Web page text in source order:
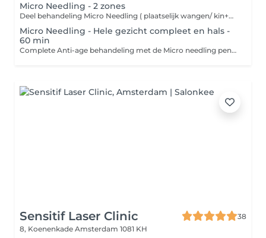
Micro Needling - 2 zones
Deel behandeling Micro Needling ( plaatselijk wangen/ kin+mond+neuslipplooi / ogen / voorhoofd /hals) - Reingen van de huid - Micro needling gewenste gebied incl. intensief serum - Kalmerend masker - Dag/nacht verzorging Behandeling van klein gebied Micro needling ( fronsrimpel/neus lipplooi/bovenlip/litteken) - Reingen van de huid - Micro needling gewenste gebied met intensief serum - Dag/nacht verzorging Microneedling is een cosmetische behandeling waarbij met een apparaat microscopisch kleine naaldjes over de huid gaan. Deze naaldjes prikken hele kleine gaatjes in de huid. Dit klinkt misschien heftig, maar deze "micro-wondjes" activeren het natuurlijke genezingsproces van het lichaam. Wat doet microneedling voor een strakkere huid? De kleine prikjes stimuleren het lichaam om: - Collageen aan te maken zorgt voor een stevigere huidstructuur - Elastine aan te maken helpt de huid om veerkrachtiger en soepeler te blijven - Celvernieuwing te bevorderen wat zorgt voor een frissere uitstraling Hierdoor wordt de huid: - Strakker - Gladder - Minder verslapt - Egaler in teint en textuur
Micro Needling - Hele gezicht compleet en hals -
60 min
Complete Anti-age behandeling met de Micro needling pen. - Reinigen van de huid - Epileren/waxen wenkbrauwen - Milde peeling - Micro Needling totale gezicht en hals met gebruik van intensief ampul - Kalmerend masker - Massage nek/hals/decollete - Dag/nacht verzorging Behandeling van klein gebied Micro needling ( fronsrimpel/neus lipplooi/bovenlip/litteken) - Reingen van de huid - Micro needling gewenste gebied met intensief serum - Dag/nacht verzorging Microneedling is een cosmetische behandeling waarbij met een apparaat microscopisch kleine naaldjes over de huid gaan. Deze naaldjes prikken hele kleine gaatjes in de huid. Dit klinkt misschien heftig, maar deze "micro-wondjes" activeren het natuurlijke genezingsproces van het lichaam. Wat doet microneedling voor een strakkere huid? De kleine prikjes stimuleren het lichaam om: - Collageen aan te maken zorgt voor een stevigere huidstructuur - Elastine aan te maken helpt de huid om veerkrachtiger en soepeler te blijven - Celvernieuwing te bevorderen wat zorgt voor een frissere uitstraling Hierdoor wordt de huid: - Strakker - Gladder - Minder verslapt - Egaler in teint en textuur
Sensitif Laser Clinic
38
8, Koenenkade Amsterdam 1081 KH